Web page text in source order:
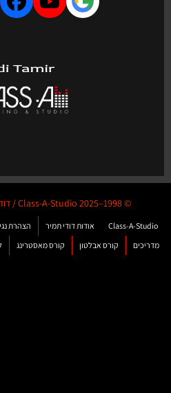
© 1998–2025 Class-A-Studio / דודי תמיר – כל הזכויות שמורות
Class-A-Studio אודות דודי תמיר הצהרת
מדריכים
קורס אבלטון קורס מאסטרינג